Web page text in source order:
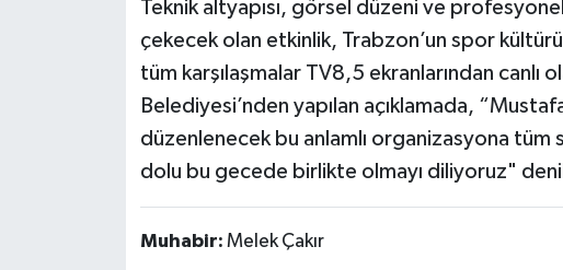
Teknik altyapısı, görsel düzeni ve
çekecek olan etkinlik, Trabzon’un spor
tüm karşılaşmalar TV8,5 ekranlarından canlı
Belediyesi’nden yapılan açıklamada,
düzenlenecek bu anlamlı organizasyona
dolu bu gecede birlikte olmayı diliyoruz"
Muhabir: Melek Çakır